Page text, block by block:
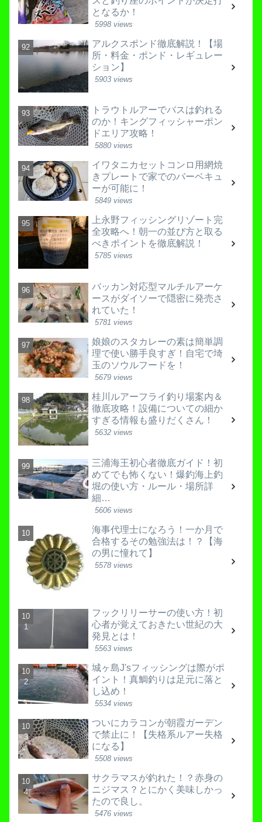
となるか！
5998 views
アルクスポンド徹底解説！【場
所・料金・ポンド・レギュレー
ション】
5903 views
トラウトルアーでバスは釣れる
のか！キングフィッシャーポン
ドエリア攻略！
5880 views
イワタニカセットコンロ用網焼
きプレートで家でのバーベキュ
ーが可能に！
5849 views
上永野フィッシングリゾート完
全攻略へ！朝一の並び方と取る
べきポイントを徹底解説！
5785 views
バッカン対応型マルチルアーケ
ースがダイソーで隠密に発売さ
れていた！
5781 views
娘娘のスタカレーの素は簡単調
理で使い勝手良すぎ！自宅で埼
玉のソウルフードを！
5679 views
桂川ルアーフライ釣り場案内＆
徹底攻略！設備についての細か
すぎる情報も盛りだくさん！
5632 views
三浦海王初心者徹底ガイド！初
めてでも怖くない！爆釣海上釣
堀の使い方・ルール・場所詳
細…
5606 views
海事代理士になろう！一か月で
合格するその勉強法は！？【海
の男に憧れて】
5578 views
フックリリーサーの使い方！初
心者が覚えておきたい世紀の大
発見とは！
5563 views
城ヶ島J'sフィッシングは際がポ
イント！真鯛釣りは足元に落と
し込め！
5534 views
ついにカラコンが朝霞ガーデン
で禁止に！【失格系ルアー失格
になる】
5508 views
サクラマスが釣れた！？赤身の
ニジマス？とにかく美味しかっ
たので良し。
5476 views